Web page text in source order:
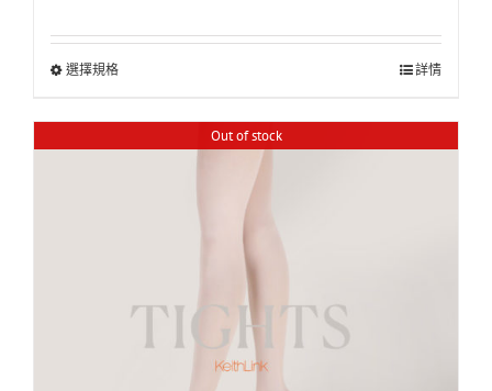
選擇規格 詳情
Out of stock